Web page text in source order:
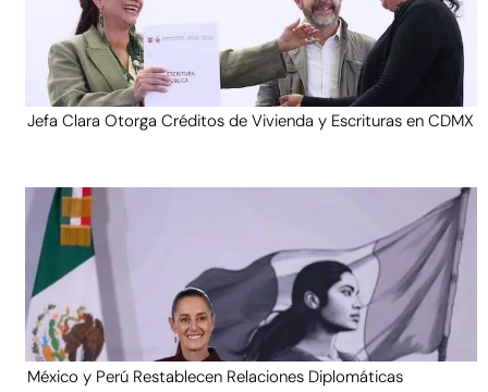
Jefa Clara Otorga Créditos de Vivienda y Escrituras en CDMX
México y Perú Restablecen Relaciones Diplomáticas